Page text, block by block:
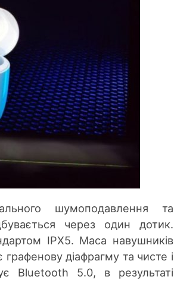
шумоподавлення та
через один дотик.
IPX5. Маса навушників
діафрагму та чисте і
Bluetooth 5.0, в результаті